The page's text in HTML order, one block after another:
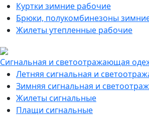
Куртки зимние рабочие
Брюки, полукомбинезоны
Жилеты утепленные рабочие
Сигнальная и светоотражающая
Летняя сигнальная и
Зимняя сигнальная и
Жилеты сигнальные
Плащи сигнальные